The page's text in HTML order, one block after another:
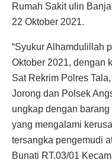
Rumah Sakit ulin
22 Oktober 2021.
“Syukur Alhamdulillah
Oktober 2021, dengan
Sat Rekrim Polres
Jorong dan Polsek
ungkap dengan
yang mengalami
tersangka pengemudi
Bunati RT.03/01